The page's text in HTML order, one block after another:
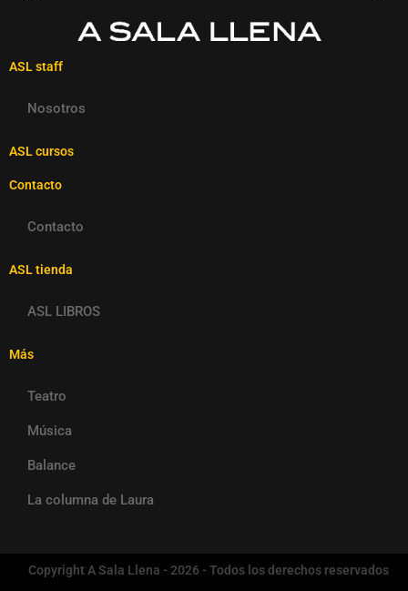
ASL staff
Nosotros
ASL cursos
Contacto
Contacto
ASL tienda
ASL LIBROS
Más
Teatro
Música
Balance
La columna de Laura
Copyright A Sala Llena - 2026 - Todos los derechos reservados